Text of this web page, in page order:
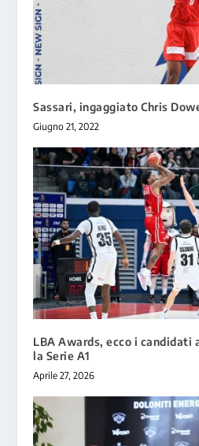
Sassari, ingaggiato Chris
Giugno 21, 2022
LBA Awards, ecco i candidati
la Serie A1
Aprile 27, 2026